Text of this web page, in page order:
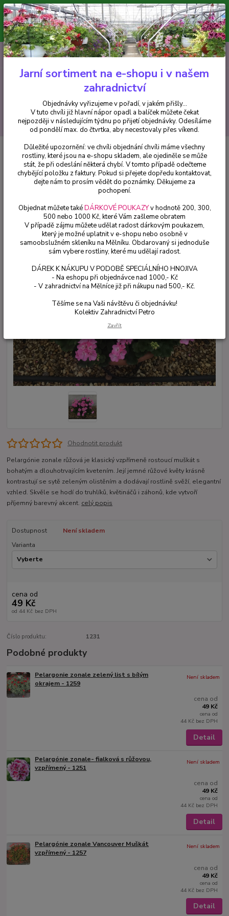
Minimální hodnota pro odeslání z e-shopu je 300 Kč.
V tuto chvíli již hlavní nápor objednávek opadl a balíček můžete čekat
nejpozději v následujícím týdnu po přijetí objednávky. Objednávky
vyřizujeme v pořadí, v jakém přišly...
CZK
Hledat
+420 602 223 614 0ks
za0 Kč
Pelargonie Pelargónie zonale-muškát vzpřímený růžový - 1231
Pelargónie zonale-muškát
vzpřímený růžový - 1231
Ohodnotit produkt
Pelargónie zonale růžová je klasický vzpřímeně rostoucí muškát s
bohatým a dlouhotrvajícím kvetením. Její jemné růžové květy krásně
kontrastují se sytě zeleným olistěním a dodávají rostlině svěží, elegantní
vzhled. Skvěle se hodí do truhlíků, květináčů i záhonů, kde vytvoří
příjemný barevný akcent. celý popis
Dostupnost
Není skladem
Varianta
cena od
49 Kč
od 44 Kč bez DPH
Číslo produktu: 1231
Podobné produkty
Pelargonie zonale zelený list s bílým
okrajem - 1259
cena od
49 Kč
cena od
44 Kč bez DPH
Není skladem
Detail
Pelargónie zonale- fialková s růžovou,
vzpřímený - 1251
cena od
49 Kč
cena od
44 Kč bez DPH
Není skladem
Detail
Pelargónie zonale Vancouver Muškát
vzpřímený - 1257
cena od
49 Kč
cena od
44 Kč bez DPH
Není skladem
Detail
Jarní sortiment na e-shopu i v našem
zahradnictví
Objednávky vyřizujeme v pořadí, v jakém přišly...
V tuto chvíli již hlavní nápor opadl a balíček můžete čekat
nejpozději v následujícím týdnu po přijetí objednávky. Odesíláme
od pondělí max. do čtvrtka, aby necestovaly přes víkend.
Důležité upozornění: ve chvíli objednání chvíli máme všechny
rostliny, které jsou na e-shopu skladem, ale ojediněle se může
stát, že při odeslání některá chybí. V tomto případě odečteme
chybějící položku z faktury. Pokud si přejete dopředu kontaktovat,
dejte nám to prosím vědět do poznámky. Děkujeme za
pochopení.
Objednat můžete takéDÁRKOVÉ POUKAZYv hodnotě 200, 300,
500 nebo 1000 Kč, které Vám zašleme obratem
V případě zájmu můžete udělat radost dárkovým poukazem,
který je možné uplatnit v e-shopu nebo osobně v
samoobslužném skleníku na Mělníku. Obdarovaný si jednoduše
sám vybere rostliny, které mu udělají radost.
DÁREK K NÁKUPU V PODOBĚ SPECIÁLNÍHO HNOJIVA
- Na eshopu při objednávce nad 1000,- Kč
- V zahradnictví na Mělníce již při nákupu nad 500,- Kč.
Těšíme se na Vaši návštěvu či objednávku!
Kolektiv Zahradnictví Petro
Zavřít